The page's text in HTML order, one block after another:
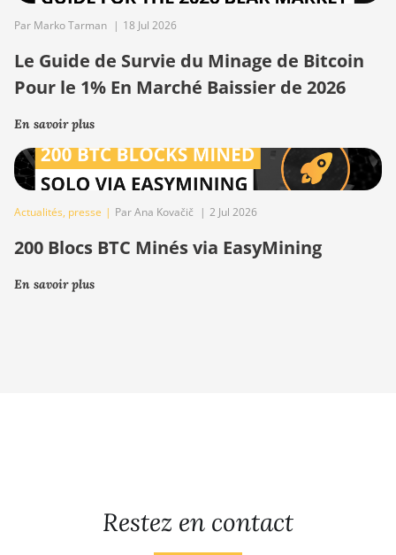
Par Marko Tarman | 18 Jul 2026
Le Guide de Survie du Minage de Bitcoin
Pour le 1% En Marché Baissier de 2026
En savoir plus
Actualités, presse | Par Ana Kovačič | 2 Jul 2026
200 Blocs BTC Minés via EasyMining
En savoir plus
Restez en contact